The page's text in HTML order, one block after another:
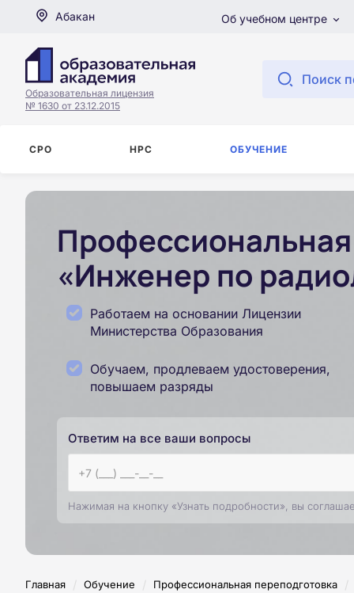
Абакан Об учебном центре
Образовательная лицензия
№ 1630 от 23.12.2015
Поиск
СРО НРС ОБУЧЕНИЕ
«Инженер по
Работаем на основании Лицензии
Министерства Образования
Обучаем, продлеваем удостоверения,
повышаем разряды
Ответим на все ваши вопросы
Нажимая на кнопку «Узнать подробности», вы
Главная / Обучение / Профессиональная переподготовка /